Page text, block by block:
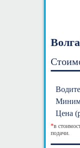
Цена
*в
подачи.